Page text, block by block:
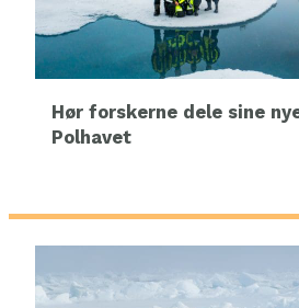
Hør forskerne dele sine
Polhavet